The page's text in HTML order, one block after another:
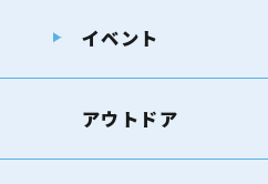
イベント
アウトドア